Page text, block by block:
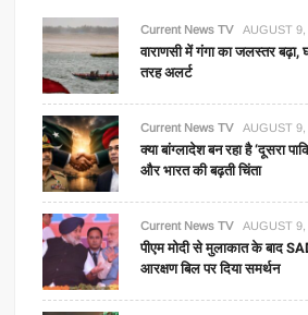
Current News TV AUGUST 9,
वाराणसी में गंगा का जलस्तर
तरह अलर्ट
Current News TV AUGUST 9,
क्या बांग्लादेश बन रहा है ‘दूसरा
और भारत की बढ़ती चिंता
Current News TV AUGUST 9,
पीएम मोदी से मुलाकात के बाद
आरक्षण बिल पर दिया समर्थन